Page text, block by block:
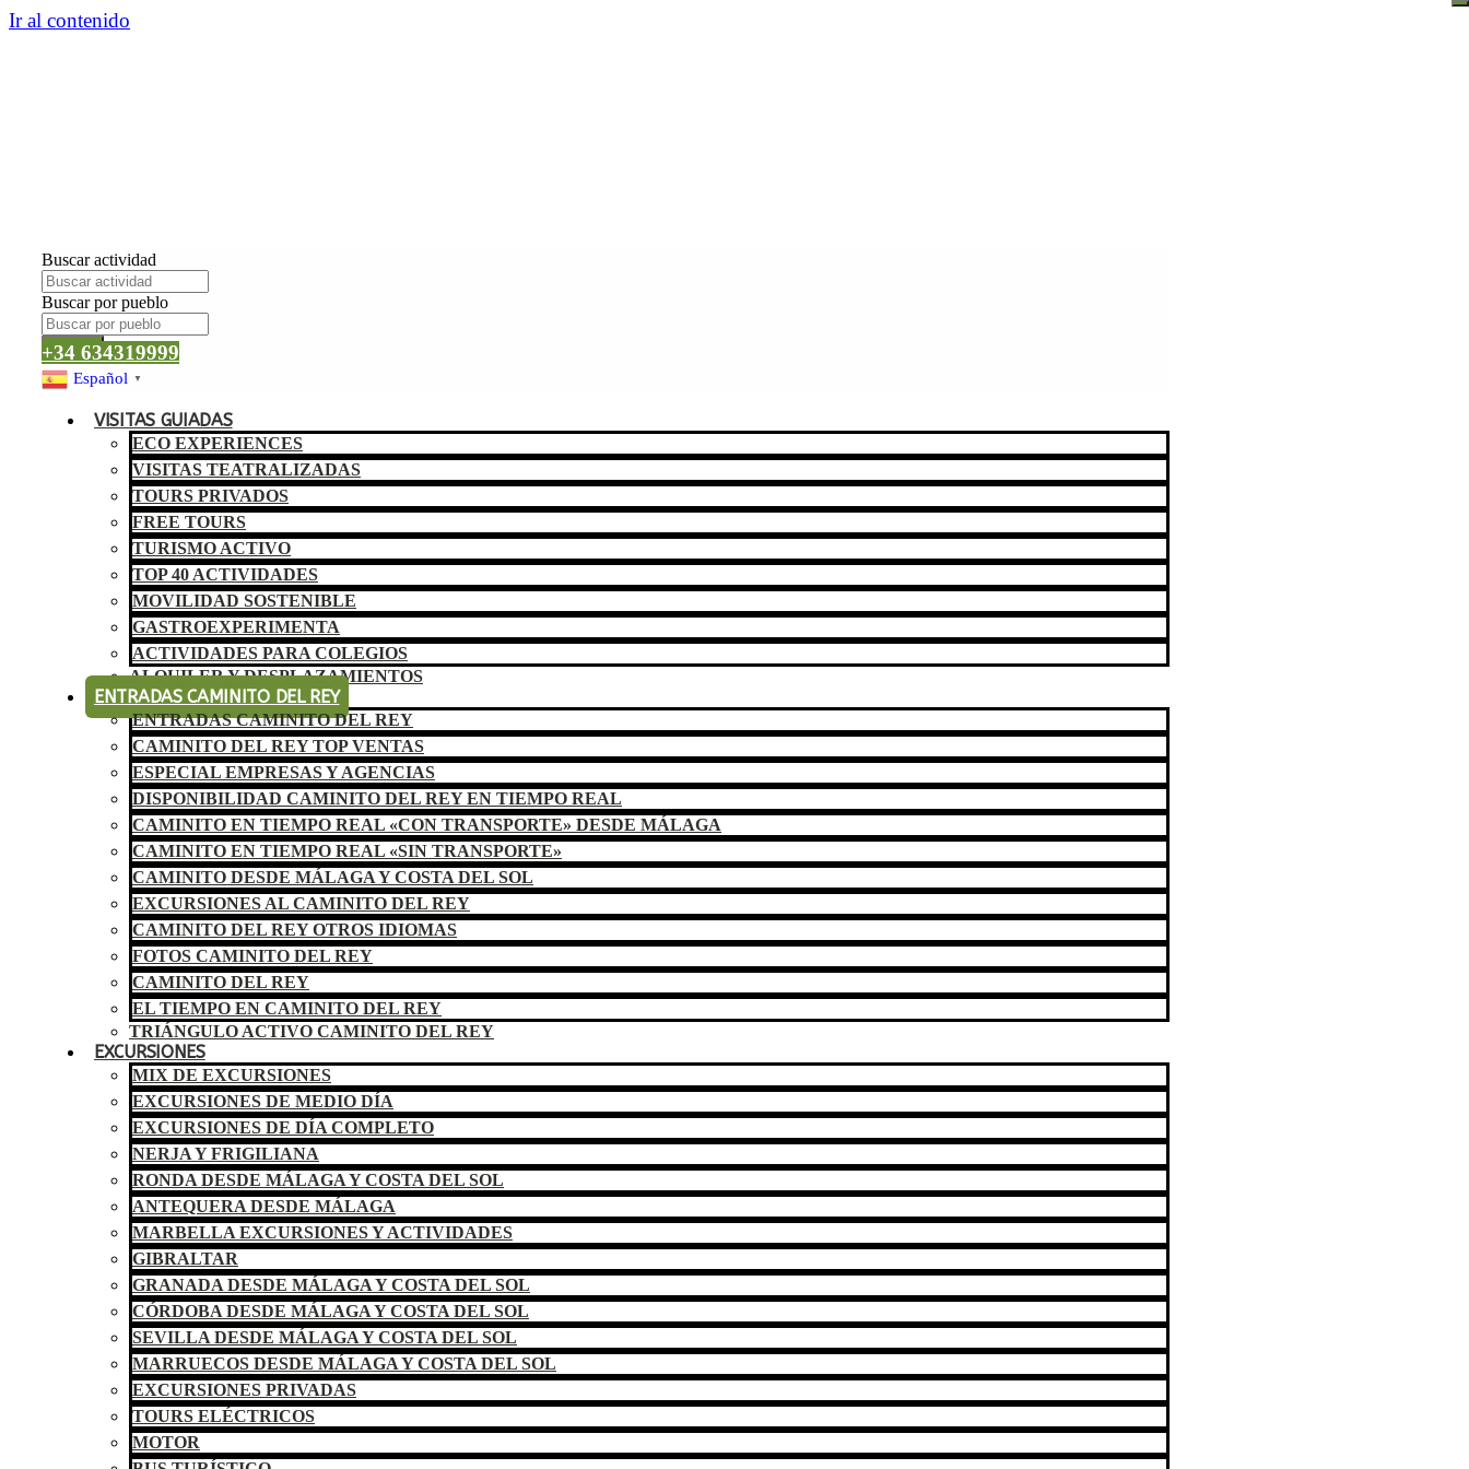
Ir al contenido
Buscar actividad
Buscar por pueblo
Buscar
+34 634319999
Español ▼
VISITAS GUIADAS
ECO EXPERIENCES
VISITAS TEATRALIZADAS
TOURS PRIVADOS
FREE TOURS
TURISMO ACTIVO
TOP 40 ACTIVIDADES
MOVILIDAD SOSTENIBLE
GASTROEXPERIMENTA
ACTIVIDADES PARA COLEGIOS
ALQUILER Y DESPLAZAMIENTOS
ENTRADAS CAMINITO DEL REY
ENTRADAS CAMINITO DEL REY
CAMINITO DEL REY TOP VENTAS
ESPECIAL EMPRESAS Y AGENCIAS
DISPONIBILIDAD CAMINITO DEL REY EN TIEMPO REAL
CAMINITO EN TIEMPO REAL «CON TRANSPORTE» DESDE MÁLAGA
CAMINITO EN TIEMPO REAL «SIN TRANSPORTE»
CAMINITO DESDE MÁLAGA Y COSTA DEL SOL
EXCURSIONES AL CAMINITO DEL REY
CAMINITO DEL REY OTROS IDIOMAS
FOTOS CAMINITO DEL REY
CAMINITO DEL REY
EL TIEMPO EN CAMINITO DEL REY
TRIÁNGULO ACTIVO CAMINITO DEL REY
EXCURSIONES
MIX DE EXCURSIONES
EXCURSIONES DE MEDIO DÍA
EXCURSIONES DE DÍA COMPLETO
NERJA Y FRIGILIANA
RONDA DESDE MÁLAGA Y COSTA DEL SOL
ANTEQUERA DESDE MÁLAGA
MARBELLA EXCURSIONES Y ACTIVIDADES
GIBRALTAR
GRANADA DESDE MÁLAGA Y COSTA DEL SOL
CÓRDOBA DESDE MÁLAGA Y COSTA DEL SOL
SEVILLA DESDE MÁLAGA Y COSTA DEL SOL
MARRUECOS DESDE MÁLAGA Y COSTA DEL SOL
EXCURSIONES PRIVADAS
TOURS ELÉCTRICOS
MOTOR